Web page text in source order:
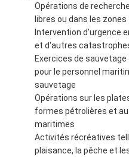
Opérations de
libres ou dans les
Intervention d'urgence
et d'autres
Exercices de
pour le personnel
sauvetage
Opérations sur les
formes pétrolières et
maritimes
Activités récréatives
plaisance, la pêche et